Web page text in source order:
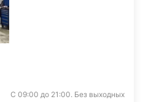
С 09:00 до 21:00. Без выходных